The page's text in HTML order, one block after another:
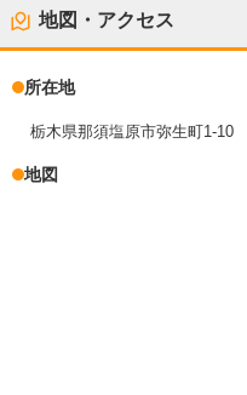
地図・アクセス
所在地
栃木県那須塩原市弥生町1-10
地図